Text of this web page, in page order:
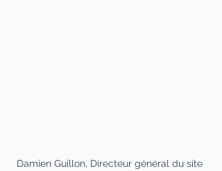
Damien Guillon, Directeur général du site